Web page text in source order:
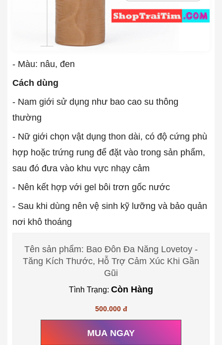
- Màu: nâu, đen
Cách dùng
- Nam giới sử dụng như bao cao su thông
thường
- Nữ giới chọn vật dụng thon dài, có độ cứng phù
hợp hoặc trứng rung để đặt vào trong sản phẩm,
sau đó đưa vào khu vực nhạy cảm
- Nên kết hợp với gel bôi trơn gốc nước
- Sau khi dùng nên vệ sinh kỹ lưỡng và bảo quản
nơi khô thoáng
Tên sản phẩm: Bao Đôn Đa Năng Lovetoy -
Tăng Kích Thước, Hỗ Trợ Cảm Xúc Khi Gần
Gũi
Tình Trạng: Còn Hàng
500.000 đ
MUA NGAY